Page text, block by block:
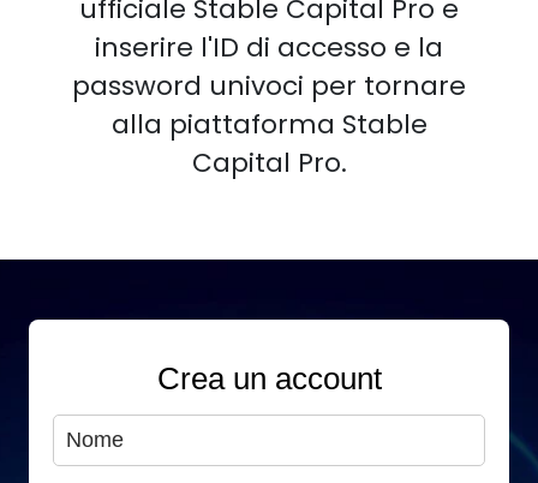
ufficiale Stable Capital Pro e
inserire l'ID di accesso e la
password univoci per tornare
alla piattaforma Stable
Capital Pro.